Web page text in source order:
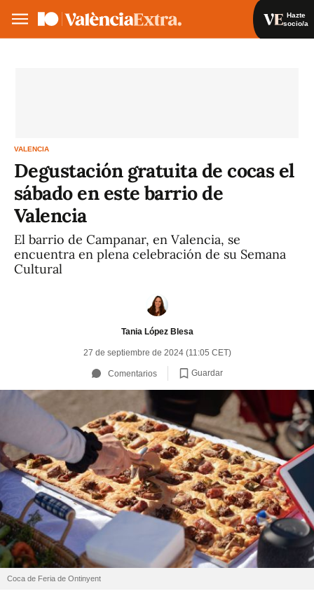
Hazte
socio/a
VALENCIA
Degustación gratuita de cocas el
sábado en este barrio de
Valencia
El barrio de Campanar, en Valencia, se
encuentra en plena celebración de su Semana
Cultural
Tania López Blesa
27 de septiembre de 2024 (11:05 CET)
Comentarios Guardar
Coca de Feria de Ontinyent